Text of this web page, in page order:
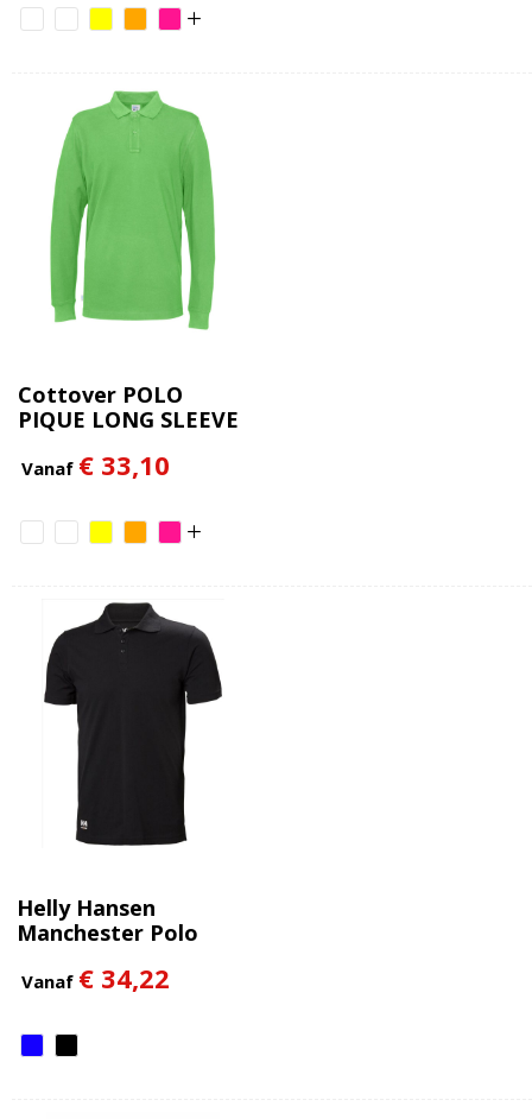
Cottover POLO
PIQUE LONG SLEEVE
GECERTIFICEERD
Vanaf € 33,10
Helly Hansen
Manchester Polo
Vanaf € 34,22